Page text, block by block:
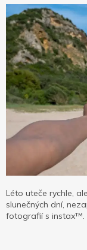
Léto uteče rychle,
slunečných dní,
fotografií s instax™.